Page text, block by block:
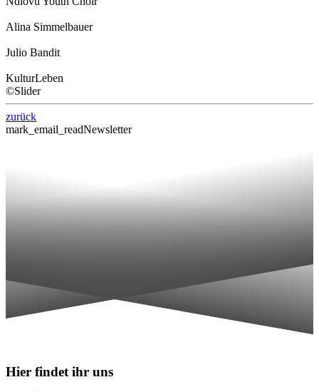
Alina Simmelbauer
Julio Bandit
KulturLeben
©Slider
zurück
mark_email_readNewsletter
Hier findet ihr uns